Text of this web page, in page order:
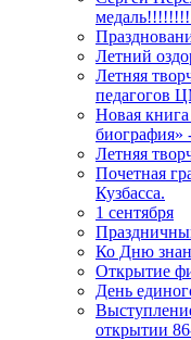
Летний
Летняя
педагогов
Новая
биография»
Летняя
Почетная
Кузбасса.
1 сентября
Ко Дню
Открытие
День
открытии